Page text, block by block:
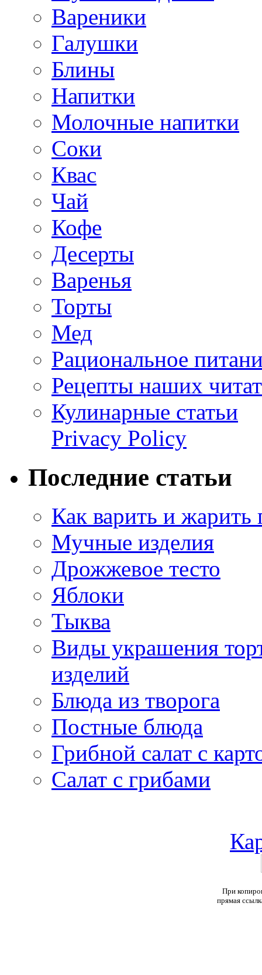
Вареники
Галушки
Блины
Напитки
Молочные напитки
Соки
Квас
Чай
Кофе
Десерты
Варенья
Торты
Мед
Рациональное
Рецепты наших
Кулинарные статьи
Privacy Policy
Последние статьи
Как варить и жарить
Мучные изделия
Дрожжевое тесто
Яблоки
Тыква
Виды украшения
изделий
Блюда из творога
Постные блюда
Грибной салат с
Салат с грибами
При
прямая